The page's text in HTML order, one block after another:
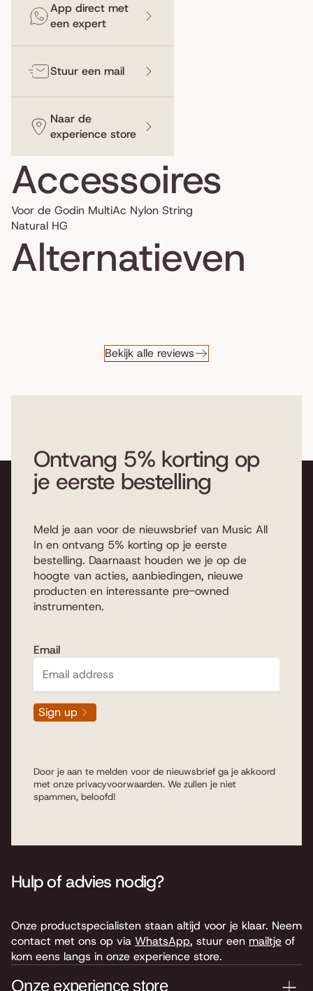
App direct met
een expert
Stuur een mail
Naar de
experience store
Accessoires
Voor de Godin MultiAc Nylon String
Natural HG
Alternatieven
Bekijk alle reviews
Ontvang 5% korting op
je eerste bestelling
Meld je aan voor de nieuwsbrief van Music All
In en ontvang 5% korting op je eerste
bestelling. Daarnaast houden we je op de
hoogte van acties, aanbiedingen, nieuwe
producten en interessante pre-owned
instrumenten.
Email
Sign up
Door je aan te melden voor de nieuwsbrief ga je akkoord
met onze privacyvoorwaarden. We zullen je niet
spammen, beloofd!
Hulp of advies nodig?
Onze productspecialisten staan altijd voor je klaar. Neem
contact met ons op via WhatsApp, stuur een mailtje of
kom eens langs in onze experience store.
Onze experience store